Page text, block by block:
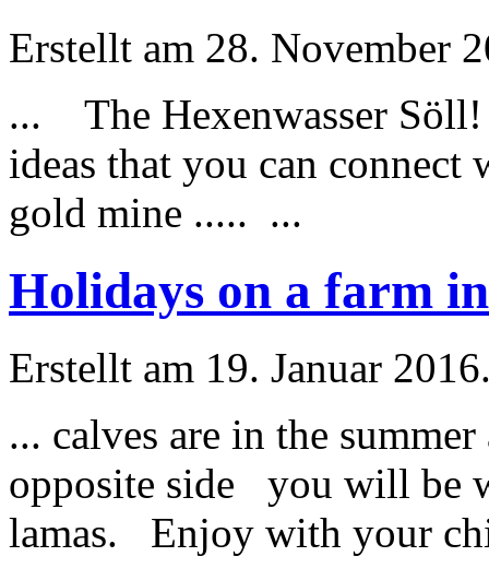
Erstellt am 28. November
... The Hexenwasser
ideas that you can
gold mine ..... ...
Holidays on a farm
Erstellt am 19. Januar
... calves are in the summer
opposite side you will be
lamas. Enjoy with your